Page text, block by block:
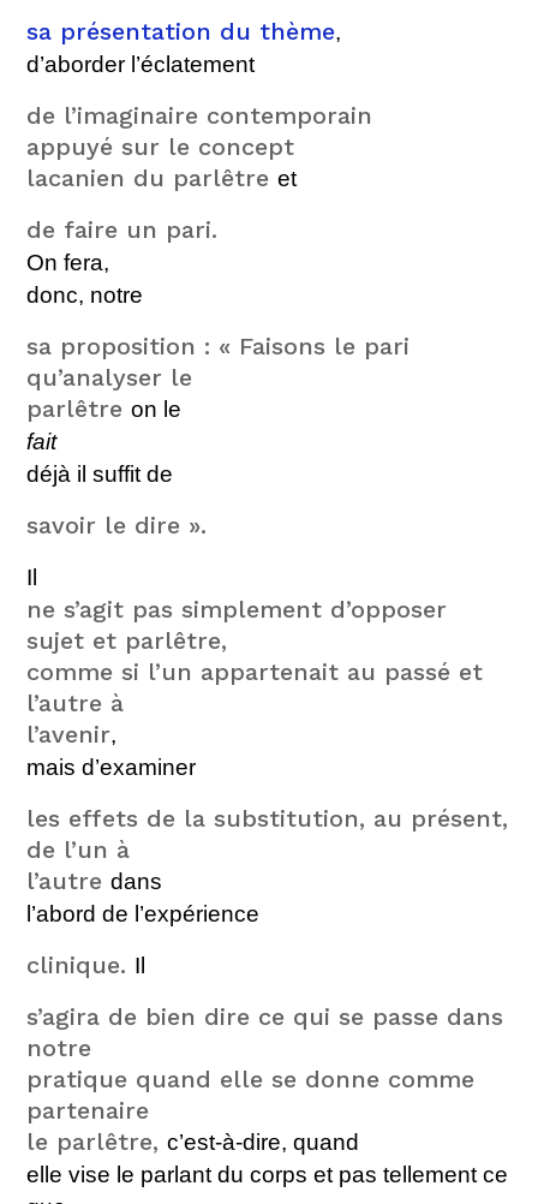
sa présentation du thème,
d’aborder l’éclatement
de l’imaginaire contemporain
appuyé sur le concept
lacanien du parlêtreet
de faire un pari.
On fera,
donc, notre
sa proposition : « Faisons le pari
qu’analyser le
parlêtreon le
fait
déjà il suffitde
savoir le dire ».
Il
ne s’agit pas simplement d’opposer
sujet et parlêtre,
comme si l’un appartenait au passé et
l’autre à
l’avenir,
mais d’examiner
les effets de la substitution, au présent,
de l’un à
l’autredans
l’abord de l’expérience
clinique. Il
s’agira de bien dire ce qui se passe dans
notre
pratique quand elle se donne comme
partenaire
le parlêtre,c’est-à-dire, quand
elle vise le parlant du corps et pas tellement ce